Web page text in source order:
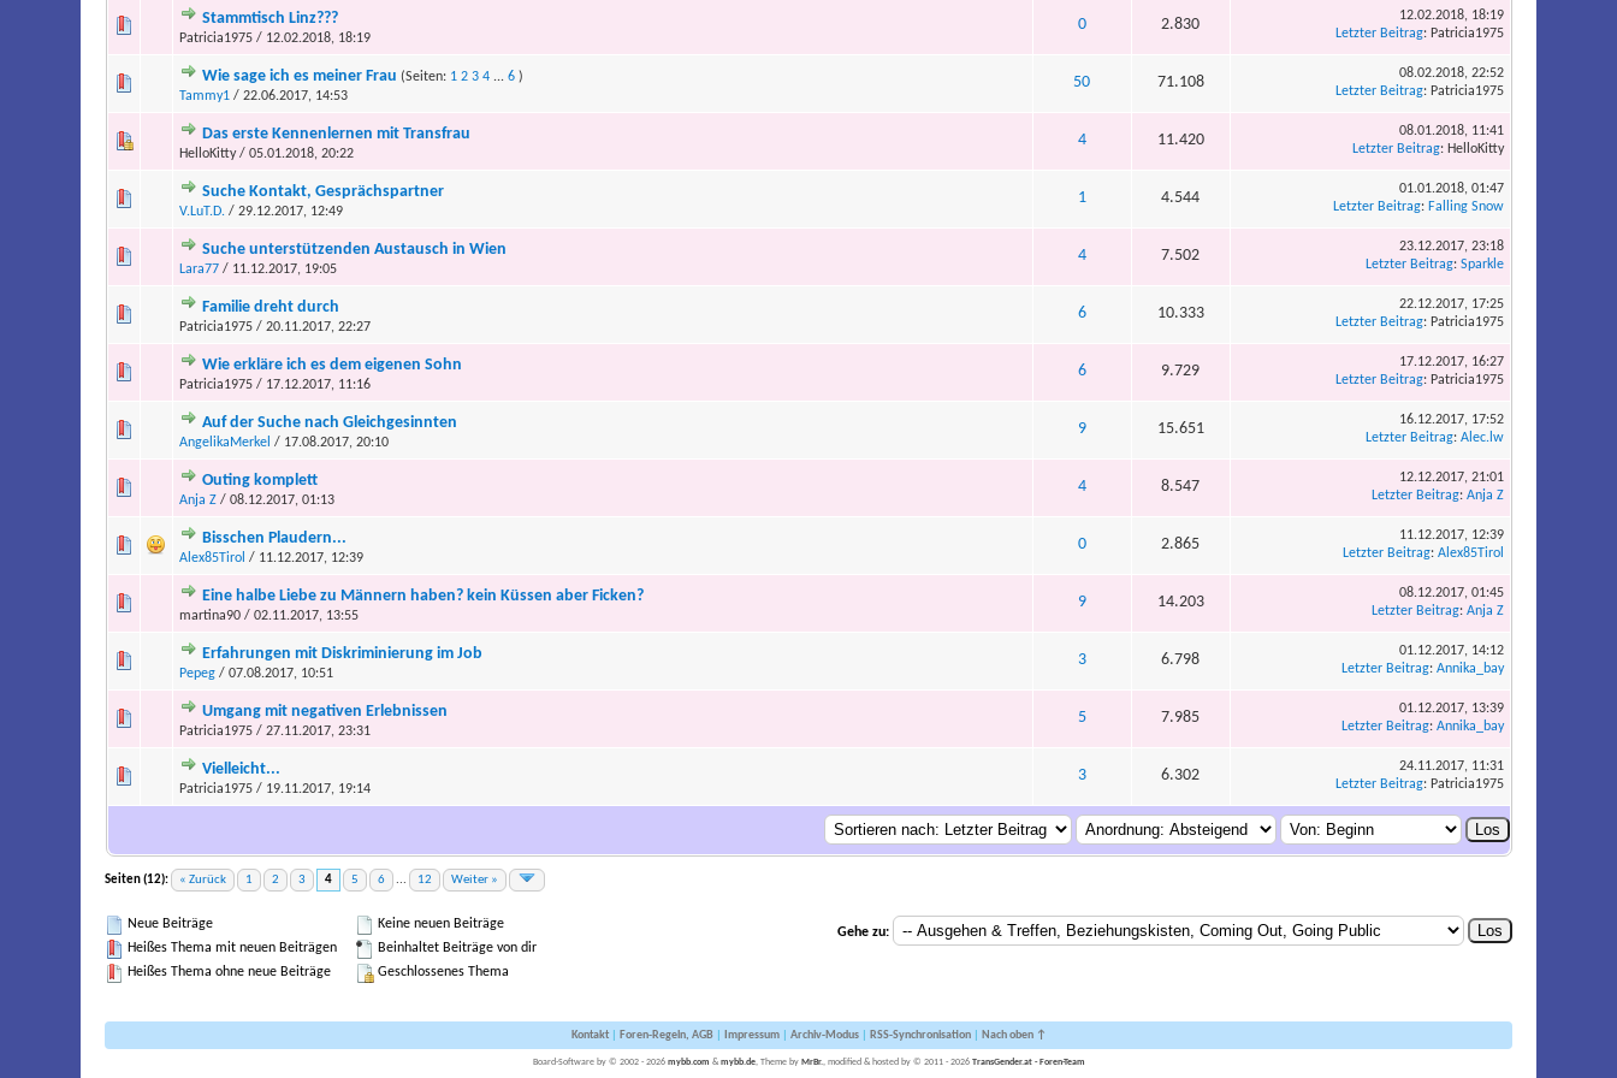
Stammtisch Linz???
Patricia1975 / 12.02.2018, 18:19
0 2.830
12.02.2018, 18:19
Letzter Beitrag: Patricia1975
Wie sage ich es meiner Frau (Seiten: 1 2 3 4 ... 6 )
Tammy1/ 22.06.2017, 14:53
50 71.108
08.02.2018, 22:52
Letzter Beitrag: Patricia1975
Das erste Kennenlernen mit Transfrau
HelloKitty / 05.01.2018, 20:22
4 11.420
08.01.2018, 11:41
Letzter Beitrag: HelloKitty
Suche Kontakt, Gesprächspartner
V.LuT.D./ 29.12.2017, 12:49
1 4.544
01.01.2018, 01:47
Letzter Beitrag: Falling Snow
Suche unterstützenden Austausch in Wien
Lara77/ 11.12.2017, 19:05
4 7.502
23.12.2017, 23:18
Letzter Beitrag: Sparkle
Familie dreht durch
Patricia1975 / 20.11.2017, 22:27
6 10.333
22.12.2017, 17:25
Letzter Beitrag: Patricia1975
Wie erkläre ich es dem eigenen Sohn
Patricia1975 / 17.12.2017, 11:16
6 9.729
17.12.2017, 16:27
Letzter Beitrag: Patricia1975
Auf der Suche nach Gleichgesinnten
AngelikaMerkel / 17.08.2017, 20:10
9 15.651
16.12.2017, 17:52
Letzter Beitrag: Alec.lw
Outing komplett
Anja Z/ 08.12.2017, 01:13
4 8.547
12.12.2017, 21:01
Letzter Beitrag: Anja Z
Bisschen Plaudern...
Alex85Tirol / 11.12.2017, 12:39
0 2.865
11.12.2017, 12:39
Letzter Beitrag: Alex85Tirol
Eine halbe Liebe zu Männern haben? kein Küssen aber Ficken?
martina90 / 02.11.2017, 13:55
9 14.203
08.12.2017, 01:45
Letzter Beitrag: Anja Z
Erfahrungen mit Diskriminierung im Job
Pepeg/ 07.08.2017, 10:51
3 6.798
01.12.2017, 14:12
Letzter Beitrag: Annika_bay
Umgang mit negativen Erlebnissen
Patricia1975 / 27.11.2017, 23:31
5 7.985
01.12.2017, 13:39
Letzter Beitrag: Annika_bay
Vielleicht...
Patricia1975 / 19.11.2017, 19:14
3 6.302
24.11.2017, 11:31
Letzter Beitrag: Patricia1975
Seiten (12): « Zurück 1 2 3 4 5 6 ... 12 Weiter »
Neue Beiträge
Heißes Thema mit neuen Beiträgen
Heißes Thema ohne neue Beiträge
Keine neuen Beiträge
Beinhaltet Beiträge von dir
Geschlossenes Thema
Gehe zu:
Kontakt| Foren-Regeln, AGB| Impressum| Archiv-Modus| RSS-Synchronisation| Nach oben ↑
Board-Software by © 2002 - 2026 mybb.com & mybb.de, Theme by MrBr., modified & hosted by © 2011 - 2026 TransGender.at - Foren-Team